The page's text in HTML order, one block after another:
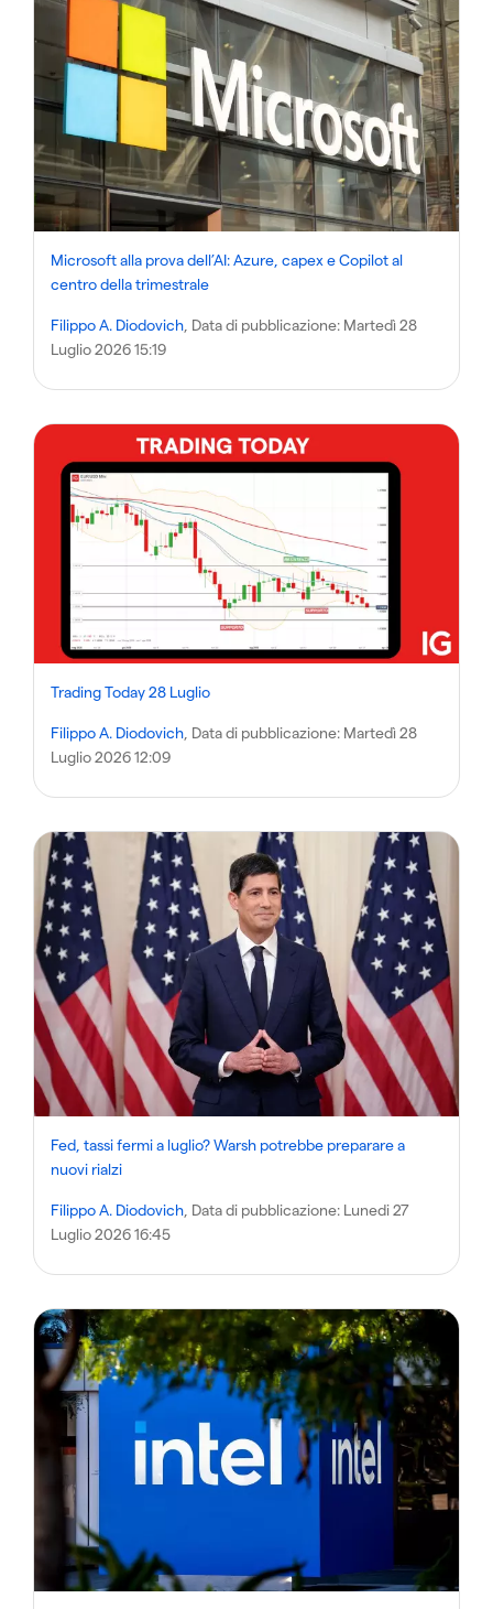
Microsoft alla prova dell’AI: Azure, capex e Copilot al
centro della trimestrale
Filippo A. Diodovich , Data di pubblicazione: Martedì 28
Luglio 2026 15:19
Trading Today 28 Luglio
Filippo A. Diodovich , Data di pubblicazione: Martedì 28
Luglio 2026 12:09
Fed, tassi fermi a luglio? Warsh potrebbe preparare a
nuovi rialzi
Filippo A. Diodovich , Data di pubblicazione: Lunedi 27
Luglio 2026 16:45